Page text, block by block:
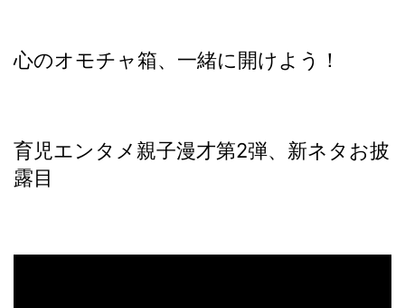
心のオモチャ箱、一緒に開けよう！
育児エンタメ親子漫才第2弾、新ネタお披
露目